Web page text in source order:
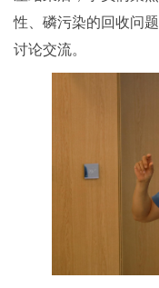
性、磷污染的回收问
讨论交流。